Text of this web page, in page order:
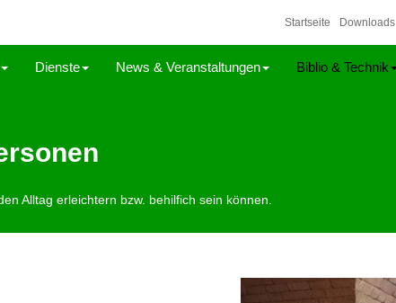
Dienste News & Veranstaltungen Biblio & Technik
Startseite Downloads
Alltag erleichtern bzw. behilfich sein können.